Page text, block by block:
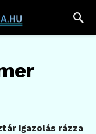
igazolás rázza